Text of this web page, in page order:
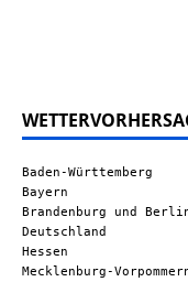
Baden-Württemberg
Bayern
Brandenburg und
Deutschland
Hessen
Mecklenburg-